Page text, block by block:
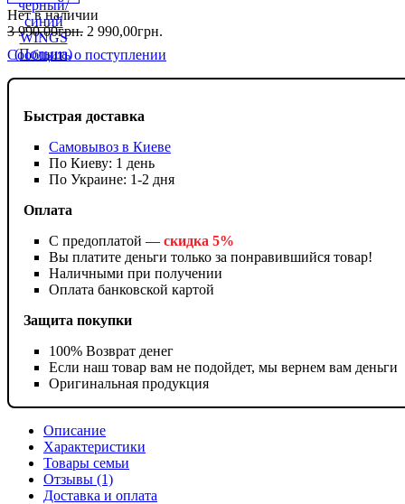
Быстрая доставка
Самовывоз в Киеве
По Киеву: 1 день
По Украине: 1-2 дня
Оплата
С предоплатой — скидка 5%
Вы платите деньги только за понравившийся товар!
Наличными при получении
Оплата банковской картой
Защита покупки
100% Возврат денег
Если наш товар вам не подойдет, мы вернем вам деньги
Оригинальная продукция
Нет в наличии
3 990,00грн. 2 990,00грн.
Сообщить о поступлении
Описание
Характеристики
Товары семьи
Отзывы (1)
Доставка и оплата